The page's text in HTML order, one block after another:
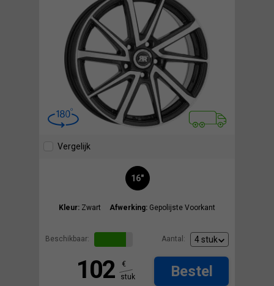
Vergelijk
16"
Kleur: Zwart Afwerking: Gepolijste Voorkant
Beschikbaar: Aantal:
102
€
stuk
Bestel